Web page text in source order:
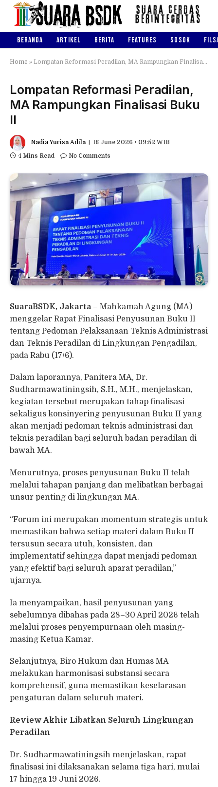
BERANDA ARTIKEL BERITA FEATURES SOSOK
Home » Lompatan Reformasi Peradilan, MA Rampungkan Finalisasi Buku II
Lompatan Reformasi Peradilan,
MA Rampungkan Finalisasi Buku
II
Nadia Yurisa Adila
18 June 2026 • 09:52 WIB
4 Mins Read
No Comments
SuaraBSDK, Jakarta – Mahkamah Agung (MA)
menggelar Rapat Finalisasi Penyusunan Buku II
tentang Pedoman Pelaksanaan Teknis Administrasi
dan Teknis Peradilan di Lingkungan Pengadilan,
pada Rabu (17/6).
Dalam laporannya, Panitera MA, Dr.
Sudharmawatiningsih, S.H., M.H., menjelaskan,
kegiatan tersebut merupakan tahap finalisasi
sekaligus konsinyering penyusunan Buku II yang
akan menjadi pedoman teknis administrasi dan
teknis peradilan bagi seluruh badan peradilan di
bawah MA.
Menurutnya, proses penyusunan Buku II telah
melalui tahapan panjang dan melibatkan berbagai
unsur penting di lingkungan MA.
“Forum ini merupakan momentum strategis untuk
memastikan bahwa setiap materi dalam Buku II
tersusun secara utuh, konsisten, dan
implementatif sehingga dapat menjadi pedoman
yang efektif bagi seluruh aparat peradilan,”
ujarnya.
Ia menyampaikan, hasil penyusunan yang
sebelumnya dibahas pada 28–30 April 2026 telah
melalui proses penyempurnaan oleh masing-
masing Ketua Kamar.
Selanjutnya, Biro Hukum dan Humas MA
melakukan harmonisasi substansi secara
komprehensif, guna memastikan keselarasan
pengaturan dalam seluruh materi.
Review Akhir Libatkan Seluruh Lingkungan
Peradilan
Dr. Sudharmawatiningsih menjelaskan, rapat
finalisasi ini dilaksanakan selama tiga hari, mulai
17 hingga 19 Juni 2026.